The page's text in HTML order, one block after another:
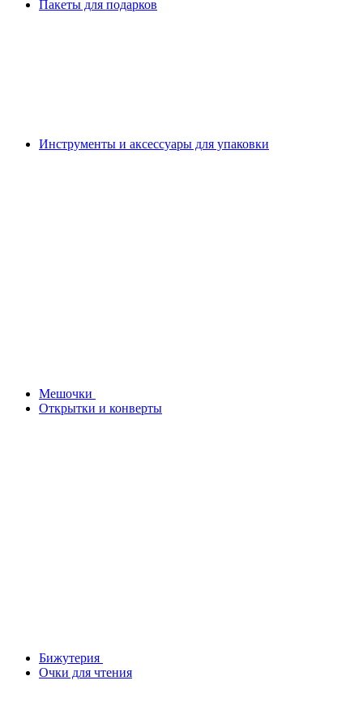
Пакеты для подарков
Инструменты и аксессуары для упаковки
Мешочки
Открытки и конверты
Бижутерия
Очки для чтения